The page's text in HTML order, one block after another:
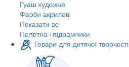
Гуаш художня
Фарби акрилові
Показати всі
Полотна і підрамники
Товари для дитячої творчості